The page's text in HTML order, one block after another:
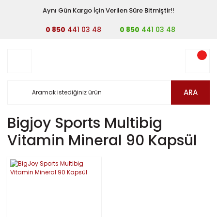
Aynı Gün Kargo İçin Verilen Süre Bitmiştir!!
0 850 441 03 48 0 850 441 03 48
ARA
Bigjoy Sports Multibig
Vitamin Mineral 90 Kapsül